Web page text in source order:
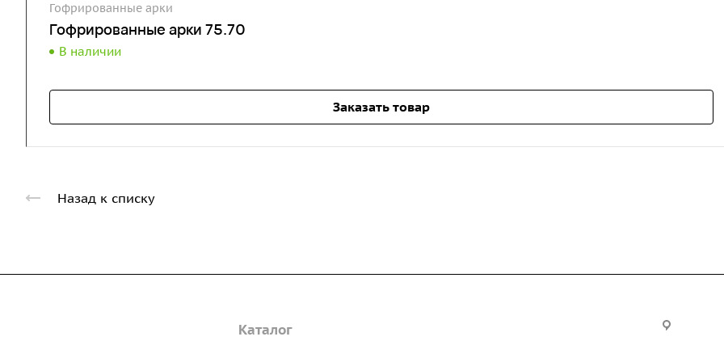
Гофрированные арки
Гофрированные арки 75.70
В наличии
Заказать товар
Назад к списку
Каталог